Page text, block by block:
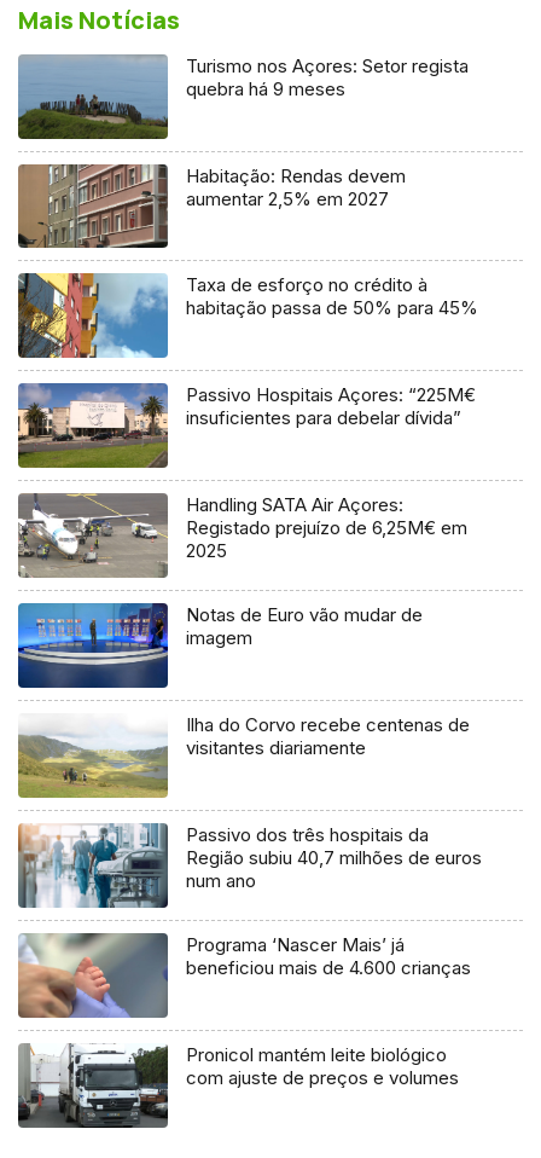
Mais Notícias
Turismo nos Açores: Setor regista
quebra há 9 meses
Habitação: Rendas devem
aumentar 2,5% em 2027
Taxa de esforço no crédito à
habitação passa de 50% para 45%
Passivo Hospitais Açores: “225M€
insuficientes para debelar dívida”
Handling SATA Air Açores:
Registado prejuízo de 6,25M€ em
2025
Notas de Euro vão mudar de
imagem
Ilha do Corvo recebe centenas de
visitantes diariamente
Passivo dos três hospitais da
Região subiu 40,7 milhões de euros
num ano
Programa ‘Nascer Mais’ já
beneficiou mais de 4.600 crianças
Pronicol mantém leite biológico
com ajuste de preços e volumes